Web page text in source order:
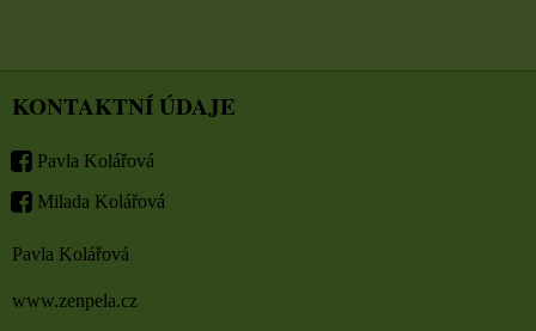
KONTAKTNÍ ÚDAJE
Pavla Kolářová
Milada Kolářová
Pavla Kolářová
www.zenpela.cz